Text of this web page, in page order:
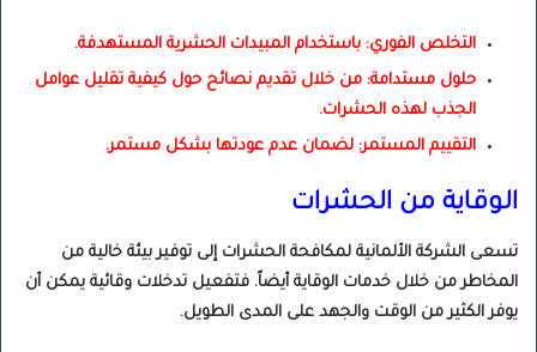
التخلص الفوري: باستخدام المبيدات الحشرية المستهدفة.
حلول مستدامة: من خلال تقديم نصائح حول كيفية تقليل عوامل
الجذب لهذه الحشرات.
التقييم المستمر: لضمان عدم عودتها بشكل مستمر.
الوقاية من الحشرات
تسعى الشركة الألمانية لمكافحة الحشرات إلى توفير بيئة خالية من
المخاطر من خلال خدمات الوقاية أيضاً. فتفعيل تدخلات وقائية يمكن أن
يوفر الكثير من الوقت والجهد على المدى الطويل.